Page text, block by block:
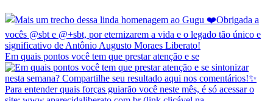
Em quais pontos você tem que prestar atenção e se